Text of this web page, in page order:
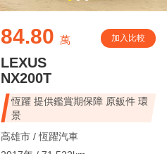
84.80 萬 加入比較
LEXUS
NX200T
恆躍 提供鑑賞期保障 原鈑件 環
景
高雄市 /恆躍汽車